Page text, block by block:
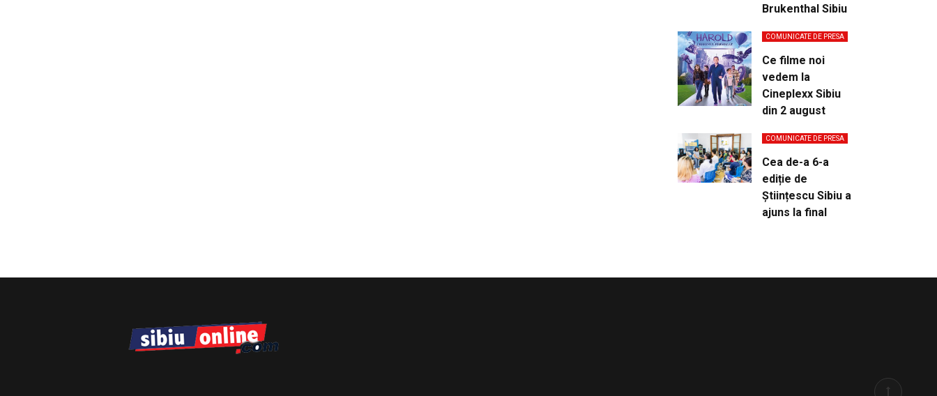
Brukenthal Sibiu
COMUNICATE DE PRESA
Ce filme noi
vedem la
Cineplexx Sibiu
din 2 august
COMUNICATE DE PRESA
Cea de-a 6-a
ediție de
Științescu Sibiu a
ajuns la final